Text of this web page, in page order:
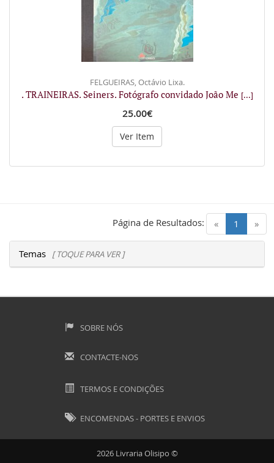
FELGUEIRAS, Octávio Lixa.
. TRAINEIRAS. Seiners. Fotógrafo convidado João Me [...]
25.00€
Ver Item
« 1 (current)
»
Página de Resultados:
Temas [ TOQUE PARA VER ]
SOBRE NÓS
CONTACTE-NOS
TERMOS E CONDIÇÕES
ENCOMENDAS - PORTES E ENVIOS
2026 Livraria Olisipo ©